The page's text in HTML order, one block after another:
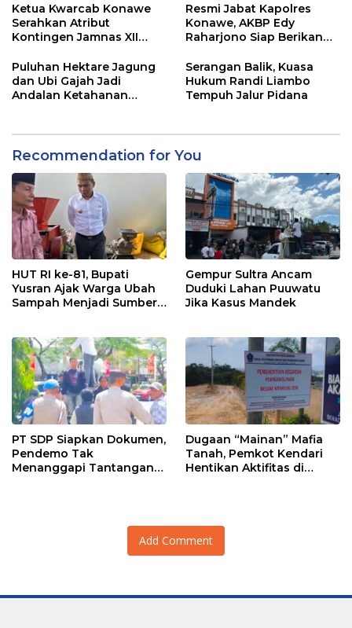
Ketua Kwarcab Konawe
Serahkan Atribut
Kontingen Jamnas XII
Resmi Jabat Kapolres
Konawe, AKBP Edy
Raharjono Siap Berikan
Puluhan Hektare Jagung
dan Ubi Gajah Jadi
Andalan Ketahanan
Serangan Balik, Kuasa
Hukum Randi Liambo
Tempuh Jalur Pidana
Recommendation for You
HUT RI ke-81, Bupati
Yusran Ajak Warga Ubah
Sampah Menjadi Sumber
Gempur Sultra Ancam
Duduki Lahan Puuwatu
Jika Kasus Mandek
PT SDP Siapkan Dokumen,
Pendemo Tak
Menanggapi Tantangan
Dugaan “Mainan” Mafia
Tanah, Pemkot Kendari
Hentikan Aktifitas di
Add Comment